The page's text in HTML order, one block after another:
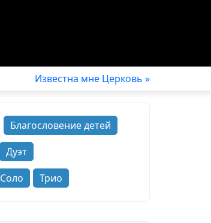
Известна мне Церковь »
Благословение детей
Дуэт
Соло Трио